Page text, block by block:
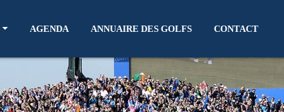
AGENDA ANNUAIRE DES GOLFS CONTACT